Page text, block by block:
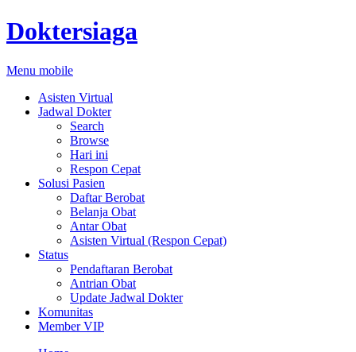
Doktersiaga
Menu mobile
Asisten Virtual
Jadwal Dokter
Search
Browse
Hari ini
Respon Cepat
Solusi Pasien
Daftar Berobat
Belanja Obat
Antar Obat
Asisten Virtual (Respon Cepat)
Status
Pendaftaran Berobat
Antrian Obat
Update Jadwal Dokter
Komunitas
Member VIP